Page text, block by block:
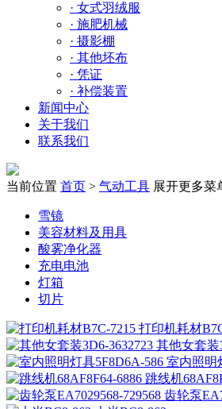
· 女式羽绒服
· 施肥机械
· 摄影棚
· 其他坯布
· 凭证
· 补偿装置
新闻中心
关于我们
联系我们
当前位置 首页 > 气动工具 展开更多菜
雪镜
美容材料及用具
酸雾净化器
充电电池
灯箱
切片
打印机耗材
其他女套装
室内照明
跳线机
齿轮泵